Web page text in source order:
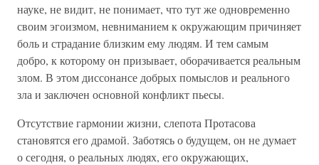
науке, не видит, не понимает, что тут же одновременно
своим эгоизмом, невниманием к окружающим причиняет
боль и страдание близким ему людям. И тем самым
добро, к которому он призывает, оборачивается реальным
злом. В этом диссонансе добрых помыслов и реального
зла и заключен основной конфликт пьесы.
Отсутствие гармонии жизни, слепота Протасова
становятся его драмой. Заботясь о будущем, он не думает
о сегодня, о реальных людях, его окружающих,